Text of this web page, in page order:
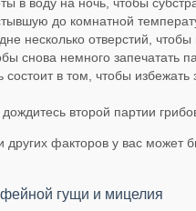
до комнатной
несколько отверстий, чтобы
снова немного запечатать
в том, чтобы избежать
второй партии
факторов у вас может
гущи и мицелия